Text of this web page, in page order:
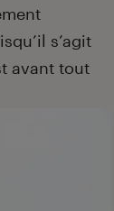
s’agit
avant tout